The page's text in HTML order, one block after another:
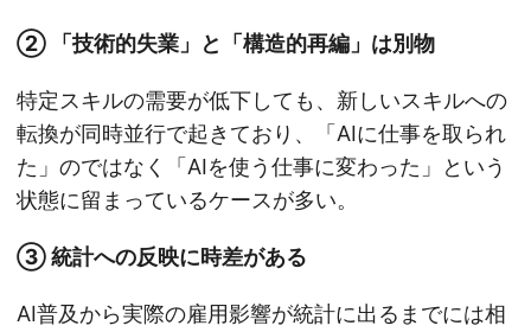
② 「技術的失業」と「構造的再編」は別物
特定スキルの需要が低下しても、新しいスキルへの
転換が同時並行で起きており、「AIに仕事を取られ
た」のではなく「AIを使う仕事に変わった」という
状態に留まっているケースが多い。
③ 統計への反映に時差がある
AI普及から実際の雇用影響が統計に出るまでには相